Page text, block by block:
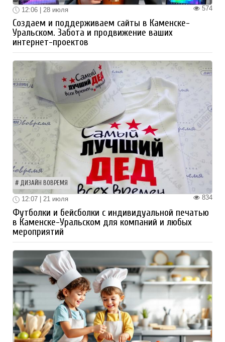
574
12:06 | 28 июля
Создаем и поддерживаем сайты в Каменске-
Уральском. Забота и продвижение ваших
интернет-проектов
ДИЗАЙН ВОВРЕМЯ
834
12:07 | 21 июля
Футболки и бейсболки с индивидуальной печатью
в Каменске-Уральском для компаний и любых
мероприятий